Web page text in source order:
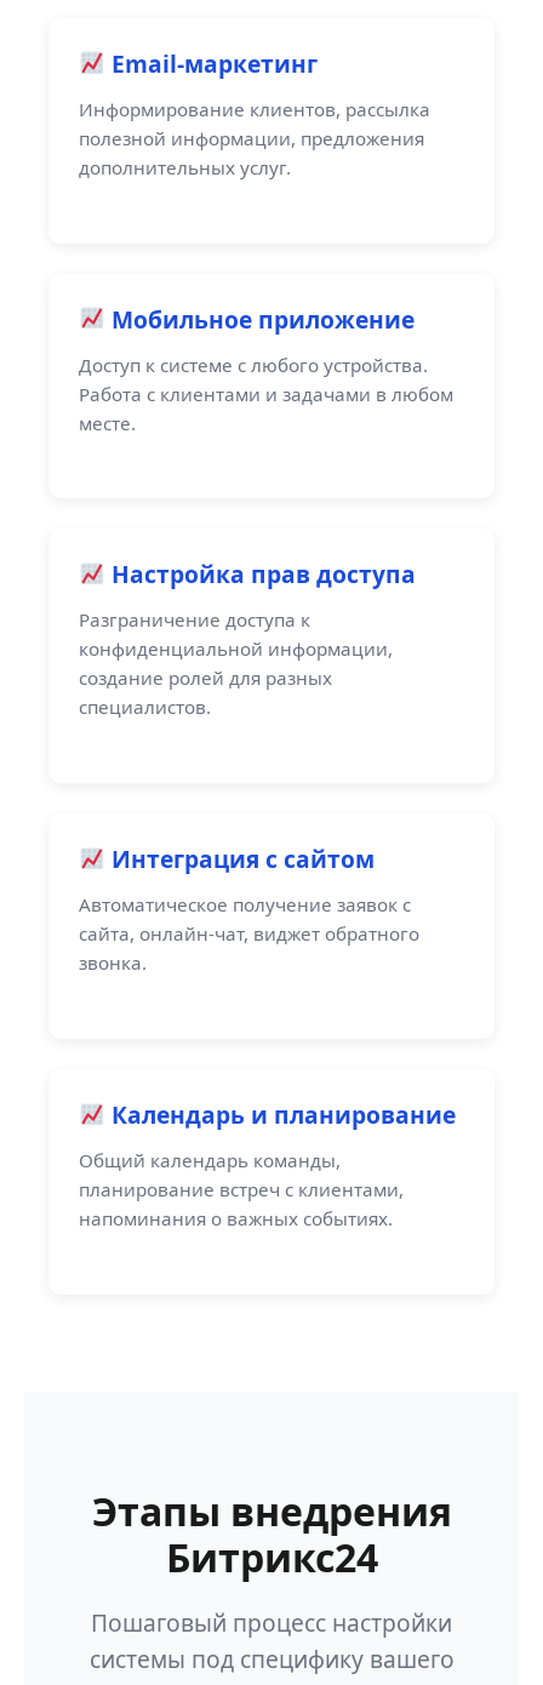
Email-маркетинг
Информирование клиентов, рассылка
полезной информации, предложения
дополнительных услуг.
Мобильное приложение
Доступ к системе с любого устройства.
Работа с клиентами и задачами в любом
месте.
Настройка прав доступа
Разграничение доступа к
конфиденциальной информации,
создание ролей для разных
специалистов.
Интеграция с сайтом
Автоматическое получение заявок с
сайта, онлайн-чат, виджет обратного
звонка.
Календарь и планирование
Общий календарь команды,
планирование встреч с клиентами,
напоминания о важных событиях.
Этапы внедрения
Битрикс24
Пошаговый процесс настройки
системы под специфику вашего